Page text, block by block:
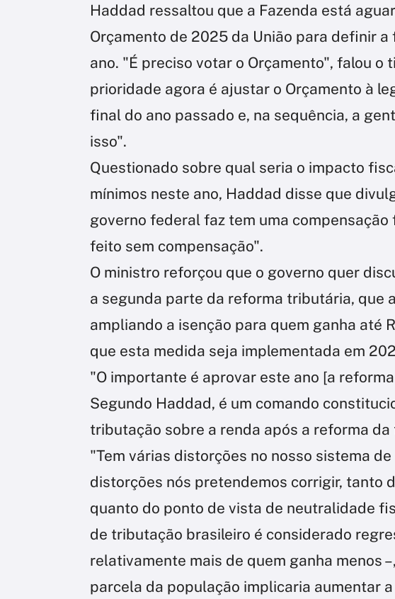
Haddad ressaltou que a Fazenda está
Orçamento de 2025 da União para definir
ano. "É preciso votar o Orçamento", falou o
prioridade agora é ajustar o Orçamento à
final do ano passado e, na sequência, a
isso".
Questionado sobre qual seria o impacto
mínimos neste ano, Haddad disse que
governo federal faz tem uma
feito sem compensação".
O ministro reforçou que o governo quer
a segunda parte da reforma tributária, que
ampliando a isenção para quem ganha até
que esta medida seja implementada em
"O importante é aprovar este ano [a
Segundo Haddad, é um comando
tributação sobre a renda após a reforma
"Tem várias distorções no nosso sistema
distorções nós pretendemos corrigir, tanto
quanto do ponto de vista de neutralidade
de tributação brasileiro é considerado
relativamente mais de quem ganha menos
parcela da população implicaria aumentar